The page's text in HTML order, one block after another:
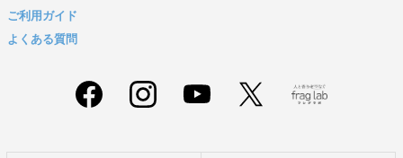
ご利用ガイド
よくある質問